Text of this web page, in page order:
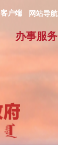
客户端 网站导航
办事服务